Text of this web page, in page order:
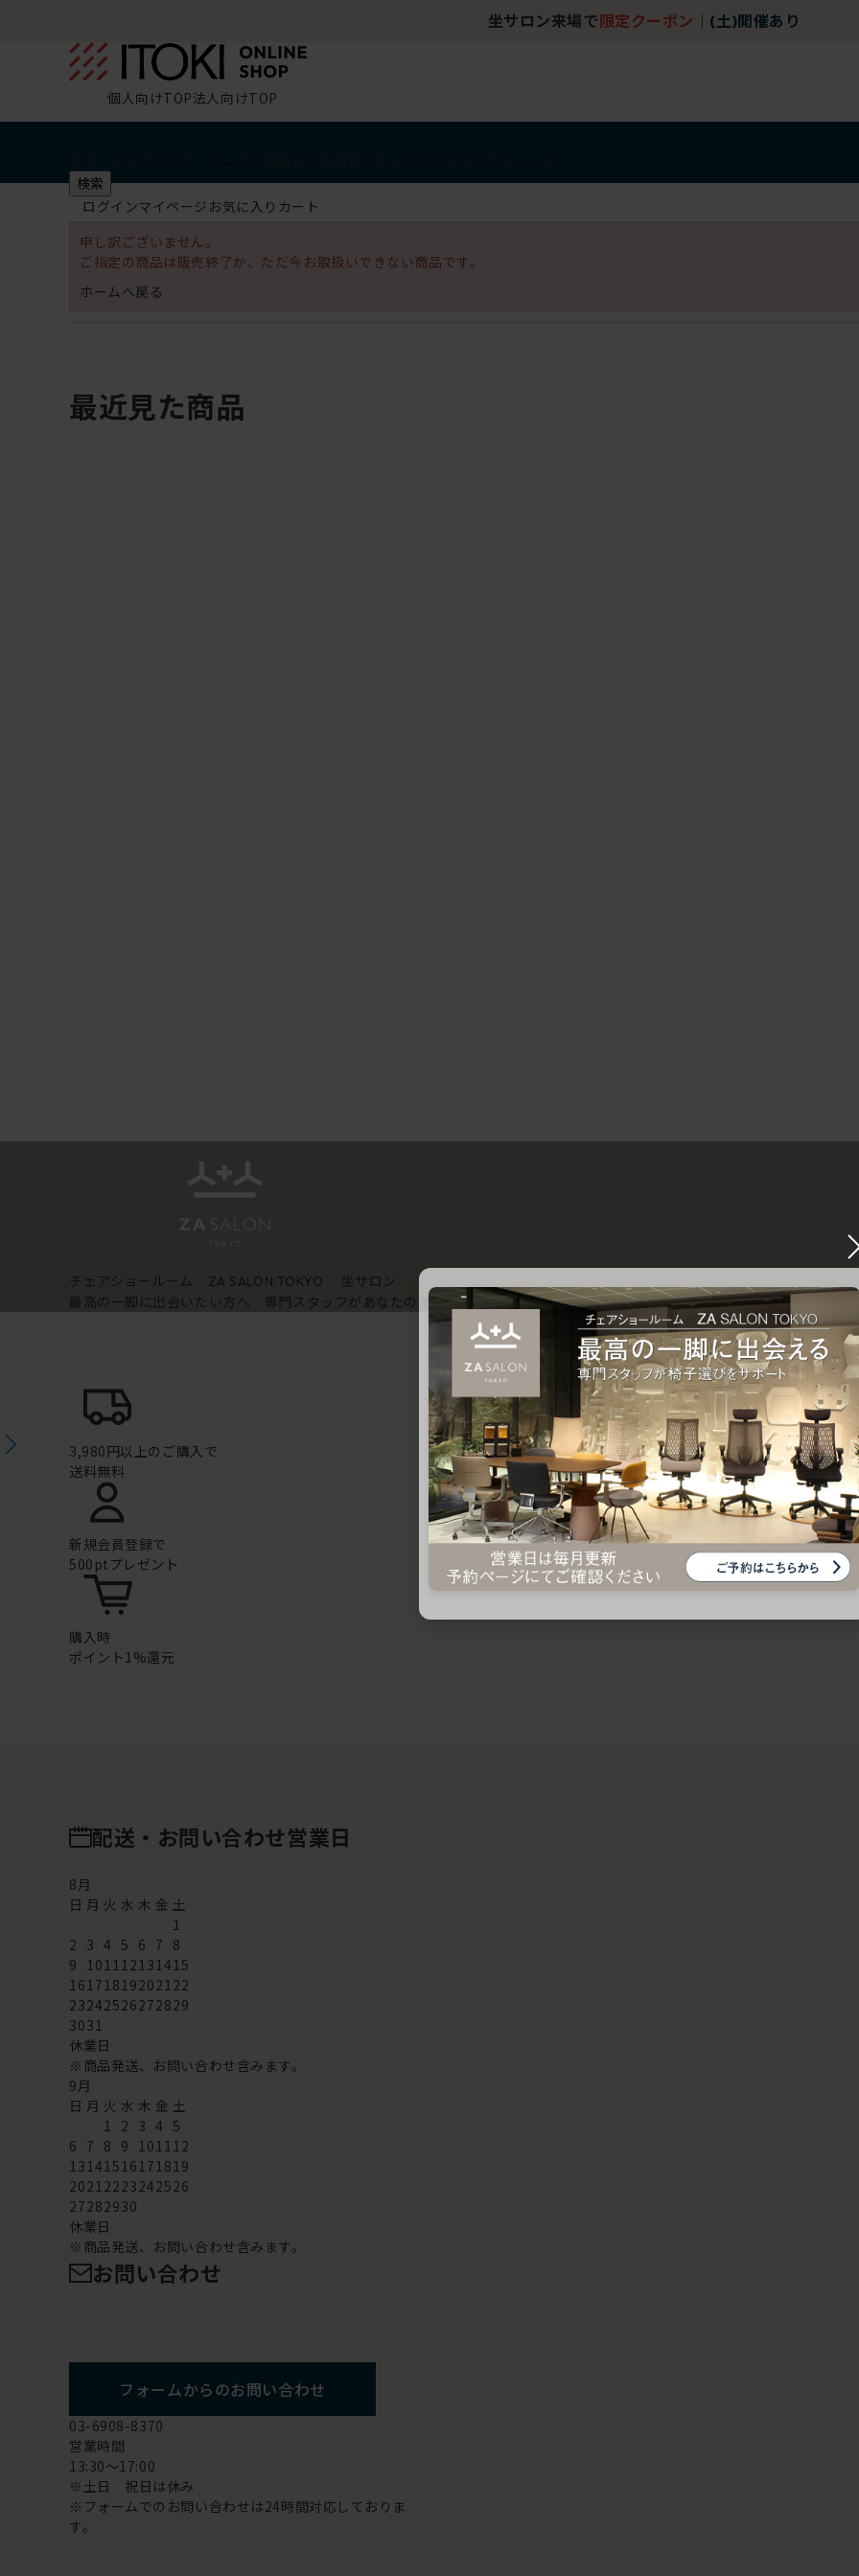
坐サロン来場で 限定クーポン (土)開催あり
個人向けTOP法人向けTOP
検索
ログインマイページ お気に入り カート
申し訳ございません。
ご指定の商品は販売終了か、ただ今お取扱いできない商品です。
ホームへ戻る
最近見た商品
チェアショールーム ZA SALON TOKYO
坐サロン
最高の一脚に出会いたい方へ 専門スタッフがあなたのための椅子選びをサポートいたします。
3,980円以上のご購入で
送料無料
新規会員登録で
500ptプレゼント
購入時
ポイント1%還元
配送・お問い合わせ営業日
8月
日 月 火 水 木 金 土
1
2 3 4 5 6 7 8
9 101112131415
16171819202122
23242526272829
3031
休業日
※商品発送、お問い合わせ含みます。
9月
日 月 火 水 木 金 土
1 2 3 4 5
6 7 8 9 101112
13141516171819
20212223242526
27282930
休業日
※商品発送、お問い合わせ含みます。
お問い合わせ
フォームからのお問い合わせ
03-6908-8370
営業時間
13:30～17:00
※土日 祝日は休み
※フォームでのお問い合わせは24時間対応しておりま
す。